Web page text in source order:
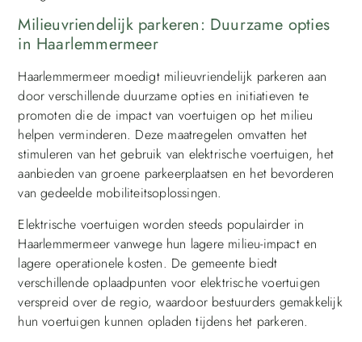
Milieuvriendelijk parkeren: Duurzame opties
in Haarlemmermeer
Haarlemmermeer moedigt milieuvriendelijk parkeren aan
door verschillende duurzame opties en initiatieven te
promoten die de impact van voertuigen op het milieu
helpen verminderen. Deze maatregelen omvatten het
stimuleren van het gebruik van elektrische voertuigen, het
aanbieden van groene parkeerplaatsen en het bevorderen
van gedeelde mobiliteitsoplossingen.
Elektrische voertuigen worden steeds populairder in
Haarlemmermeer vanwege hun lagere milieu-impact en
lagere operationele kosten. De gemeente biedt
verschillende oplaadpunten voor elektrische voertuigen
verspreid over de regio, waardoor bestuurders gemakkelijk
hun voertuigen kunnen opladen tijdens het parkeren.